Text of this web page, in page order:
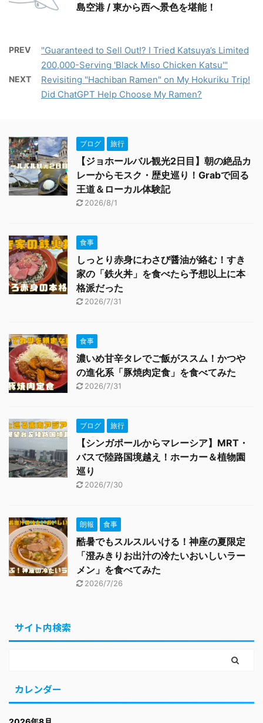
島空港 / 東から西へ景色を堪能！
PREV
"Guaranteed to Sell Out!? I Tried Katsuya’s Limited
200,000-Serving 'Black Miso Chicken Katsu'"
NEXT
Revisiting "Hachiban Ramen" on My Hokuriku Trip!
Did ChatGPT Help Choose My Ramen?
ブログ 旅行
【ジョホールバル観光2日目】朝の絶品カ
レーからモスク・歴史巡り！Grabで回る
王道＆ローカル体験記
2026/8/1
食事
しっとり赤身にわさび醤油が絡む！すき
家の「鉄火丼」を食べたら予想以上に本
格派だった
2026/7/31
食事
濃いめ甘辛タレでご飯がススム！かつや
の進化系「豚焼肉定食」を食べてみた
2026/7/31
ブログ 旅行
【シンガポールからマレーシア】MRT・
バスで陸路国境越え！ホーカー＆植物園
巡り
2026/7/30
朗報 食事
酷暑でもスルスルいける！神座の夏限定
「澄みきりお出汁の冷たいおいしいラー
メン」を食べてみた
2026/7/26
サイト内検索
カレンダー